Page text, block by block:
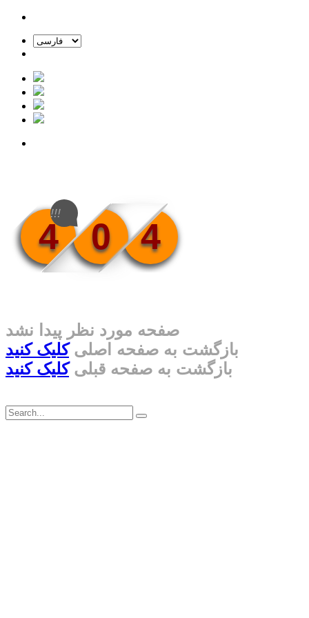
4 0 4
!!!
صفحه مورد نظر پیدا نشد
بازگشت به صفحه اصلیکلیک کنید
بازگشت به صفحه قبلیکلیک کنید